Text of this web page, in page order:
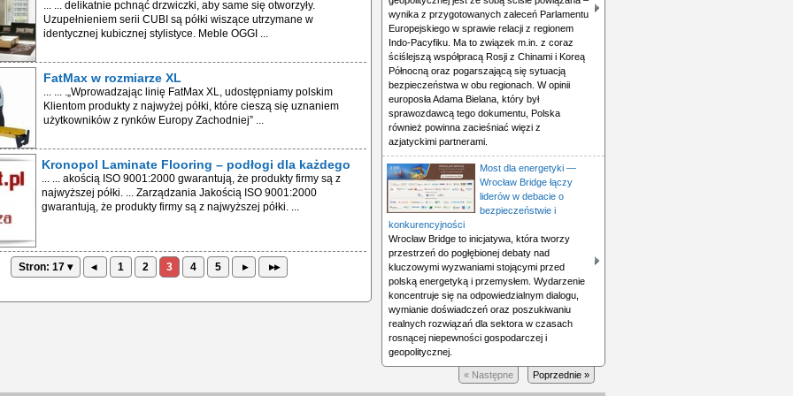
... ... delikatnie pchnąć drzwiczki, aby same się otworzyły.
Uzupełnieniem serii CUBI są półki wiszące utrzymane w
identycznej kubicznej stylistyce. Meble OGGI ...
FatMax w rozmiarze XL
... ... .„Wprowadzając linię FatMax XL, udostępniamy polskim
Klientom produkty z najwyżej półki, które cieszą się uznaniem
użytkowników z rynków Europy Zachodniej” ...
Kronopol Laminate Flooring – podłogi dla każdego
... ... akością ISO 9001:2000 gwarantują, że produkty firmy są z
najwyższej półki. ... Zarządzania Jakością ISO 9001:2000
gwarantują, że produkty firmy są z najwyższej półki. ...
Stron: 17 ▾ ◂ 1 2 3 4 5 ▸ ▸▸
wynika z przygotowanych zaleceń Parlamentu
Europejskiego w sprawie relacji z regionem
Indo-Pacyfiku. Ma to związek m.in. z coraz
ściślejszą współpracą Rosji z Chinami i Koreą
Północną oraz pogarszającą się sytuacją
bezpieczeństwa w obu regionach. W opinii
europosła Adama Bielana, który był
sprawozdawcą tego dokumentu, Polska
również powinna zacieśniać więzi z
azjatyckimi partnerami.
Most dla energetyki —
Wrocław Bridge łączy
liderów w debacie o
bezpieczeństwie i
konkurencyjności
Wrocław Bridge to inicjatywa, która tworzy
przestrzeń do pogłębionej debaty nad
kluczowymi wyzwaniami stojącymi przed
polską energetyką i przemysłem. Wydarzenie
koncentruje się na odpowiedzialnym dialogu,
wymianie doświadczeń oraz poszukiwaniu
realnych rozwiązań dla sektora w czasach
rosnącej niepewności gospodarczej i
geopolitycznej.
Poprzednie »
« Następne